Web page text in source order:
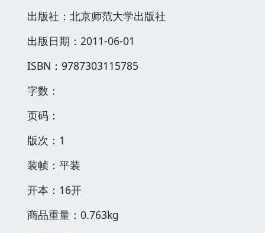
出版社：北京师范大学出版社
出版日期：2011-06-01
ISBN：9787303115785
字数：
页码：
版次：1
装帧：平装
开本：16开
商品重量：0.763kg